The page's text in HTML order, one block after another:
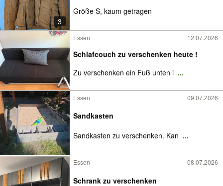
3
Größe S, kaum getragen
Essen 12.07.2026
Schlafcouch zu verschenken heute !
Zu verschenken ein Fuß unten i ...
Essen 09.07.2026
Sandkasten
Sandkasten zu verschenken. Kan ...
Essen 08.07.2026
Schrank zu verschenken